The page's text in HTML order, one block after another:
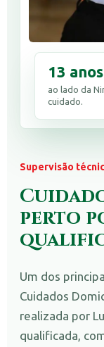
Supervisão
perto
Um dos
Cuidados
realizada por
qualificada,
13 anos
ao lado da
cuidado.